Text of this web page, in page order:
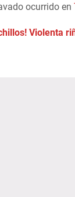
ocurrido en
Violenta